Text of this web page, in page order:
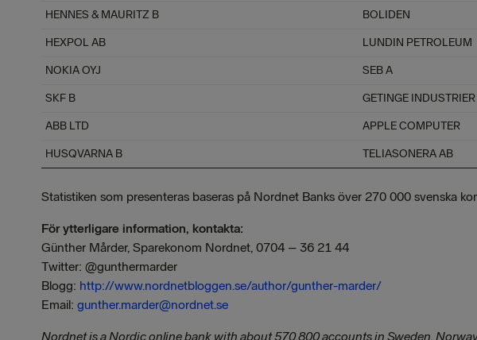
HENNES & MAURITZ B BOLIDEN
HEXPOL AB LUNDIN PETROLEUM
NOKIA OYJ SEB A
SKF B GETINGE
ABB LTD APPLE COMPUTER
HUSQVARNA B TELIASONERA AB
Statistiken som presenteras baseras på Nordnet Banks över 270 000 svenska
För ytterligare information, kontakta:
Günther Mårder, Sparekonom Nordnet, 0704 – 36 21 44
Twitter: @gunthermarder
Blogg: http://www.nordnetbloggen.se/author/gunther-marder/
Email: gunther.marder@nordnet.se
Nordnet is a Nordic online bank with about 570,800 accounts in Sweden,